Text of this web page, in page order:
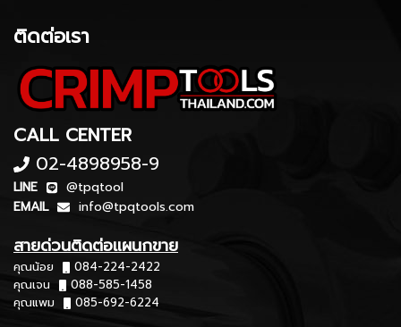
ติดต่อเรา
CALL CENTER
02-4898958-9
LINE
@tpqtool
EMAIL
info@tpqtools.com
สายด่วนติดต่อแผนกขาย
คุณน้อย
084-224-2422
คุณเจน
088-585-1458
คุณแพม
085-692-6224